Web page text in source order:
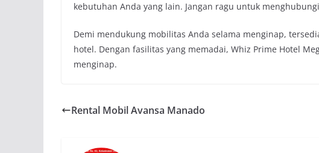
kebutuhan Anda yang lain. Jangan ragu untuk
Demi mendukung mobilitas Anda selama menginap,
hotel. Dengan fasilitas yang memadai, Whiz Prime Hotel
menginap.
Rental Mobil Avansa Manado